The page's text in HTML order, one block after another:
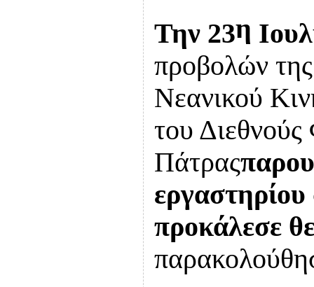
Την 23η
προβολών
Νεανικού
του
Πάτρας
προκάλεσε